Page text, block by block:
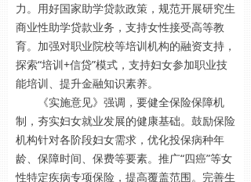
力。用好国家助学贷款政策，规范开展研究生
商业性助学贷款业务，支持女性接受高等教
育。加强对职业院校等培训机构的融资支持，
探索“培训+信贷”模式，支持妇女参加职业技
能培训、提升金融知识素养。
《实施意见》强调，要健全保险保障机
制，夯实妇女就业发展的健康基础。鼓励保险
机构针对各阶段妇女需求，优化投保病种年
龄、保障时间、保费等要素。推广“四癌”等女
性特定疾病专项保险，提高覆盖范围。完善生